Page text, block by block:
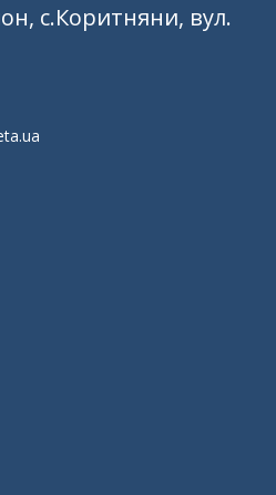
с.Коритняни, вул.